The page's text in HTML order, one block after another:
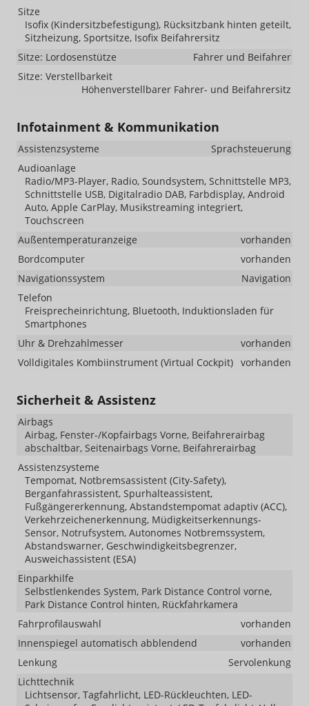
Sitze
Isofix (Kindersitzbefestigung), Rücksitzbank hinten geteilt,
Sitzheizung, Sportsitze, Isofix Beifahrersitz
Sitze: Lordosenstütze
Fahrer und Beifahrer
Sitze: Verstellbarkeit
Höhenverstellbarer Fahrer- und Beifahrersitz
Infotainment & Kommunikation
Assistenzsysteme
Sprachsteuerung
Audioanlage
Radio/MP3-Player, Radio, Soundsystem, Schnittstelle MP3,
Schnittstelle USB, Digitalradio DAB, Farbdisplay, Android
Auto, Apple CarPlay, Musikstreaming integriert,
Touchscreen
Außentemperaturanzeige
vorhanden
Bordcomputer
vorhanden
Navigationssystem
Navigation
Telefon
Freisprecheinrichtung, Bluetooth, Induktionsladen für
Smartphones
Uhr & Drehzahlmesser
vorhanden
Volldigitales Kombiinstrument (Virtual Cockpit) vorhanden
Sicherheit & Assistenz
Airbags
Airbag, Fenster-/Kopfairbags Vorne, Beifahrerairbag
abschaltbar, Seitenairbags Vorne, Beifahrerairbag
Assistenzsysteme
Tempomat, Notbremsassistent (City-Safety),
Berganfahrassistent, Spurhalteassistent,
Fußgängererkennung, Abstandstempomat adaptiv (ACC),
Verkehrzeichenerkennung, Müdigkeitserkennungs-
Sensor, Notrufsystem, Autonomes Notbremssystem,
Abstandswarner, Geschwindigkeitsbegrenzer,
Ausweichassistent (ESA)
Einparkhilfe
Selbstlenkendes System, Park Distance Control vorne,
Park Distance Control hinten, Rückfahrkamera
Fahrprofilauswahl
vorhanden
Innenspiegel automatisch abblendend
vorhanden
Lenkung
Servolenkung
Lichttechnik
Lichtsensor, Tagfahrlicht, LED-Rückleuchten, LED-